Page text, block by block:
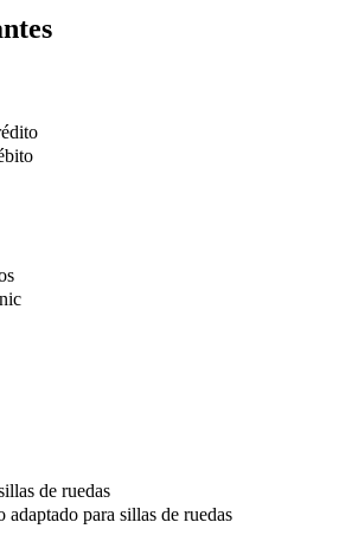
de ruedas
adaptado para sillas de ruedas